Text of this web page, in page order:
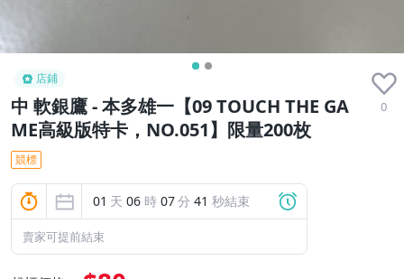
店鋪
中 軟銀鷹 - 本多雄一【09 TOUCH THE GA
ME高級版特卡，NO.051】限量200枚
0
競標
01 天 06 時 07分 41 秒結束
賣家可提前結束